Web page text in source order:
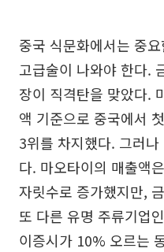
중국 식문화에서는 중
고급술이 나와야 한다.
장이 직격탄을 맞았다.
액 기준으로 중국에서
3위를 차지했다. 그러
다. 마오타이의 매출액
자릿수로 증가했지만,
또 다른 유명 주류기업
이증시가 10% 오르는